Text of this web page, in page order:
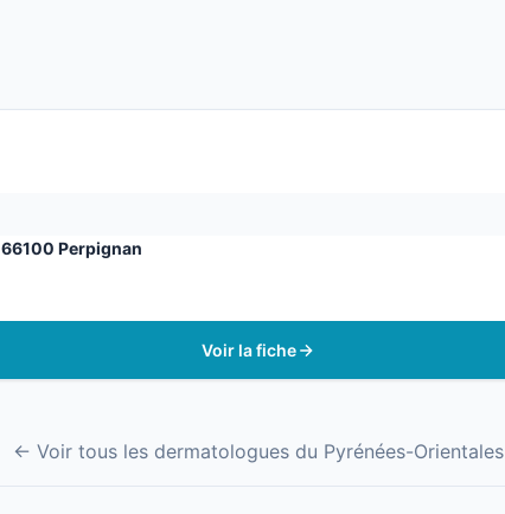
66100 Perpignan
Voir la fiche
← Voir tous les dermatologues du Pyrénées-Orientales